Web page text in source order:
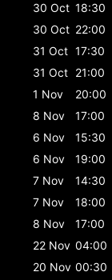
30 Oct 18:30
30 Oct 22:00
31 Oct 17:30
31 Oct 21:00
1 Nov
20:00
8 Nov
17:00
6 Nov
15:30
6 Nov
19:00
7 Nov
14:30
7 Nov
18:00
8 Nov
17:00
22 Nov 04:00
20 Nov 00:30